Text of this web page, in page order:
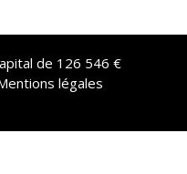
de 126 546 €
légales